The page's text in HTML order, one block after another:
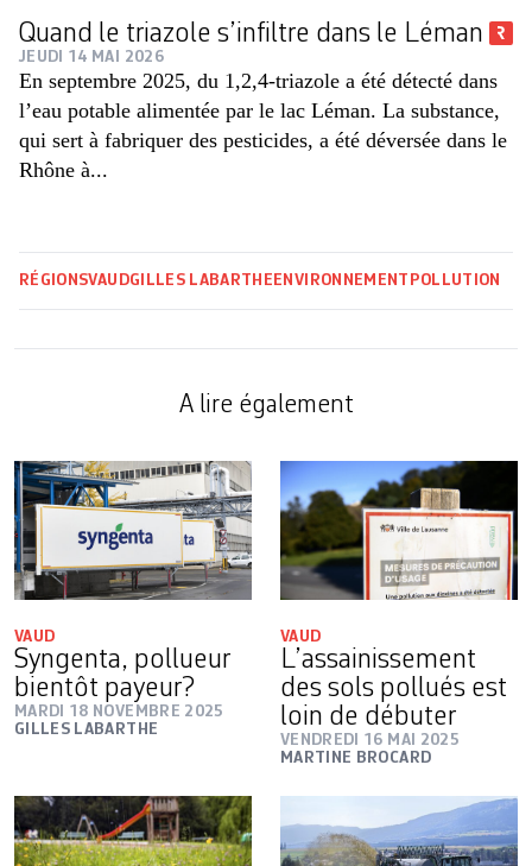
Quand le triazole s’infiltre dans le Léman
JEUDI 14 MAI 2026
En septembre 2025, du 1,2,4-triazole a été détecté dans
l’eau potable alimentée par le lac Léman. La substance,
qui sert à fabriquer des pesticides, a été déversée dans le
Rhône à...
RÉGIONSVAUDGILLES LABARTHE ENVIRONNEMENT POLLUTION
A lire également
VAUD
Syngenta, pollueur
bientôt payeur?
MARDI 18 NOVEMBRE 2025
GILLES LABARTHE
VAUD
L’assainissement
des sols pollués est
loin de débuter
VENDREDI 16 MAI 2025
MARTINE BROCARD